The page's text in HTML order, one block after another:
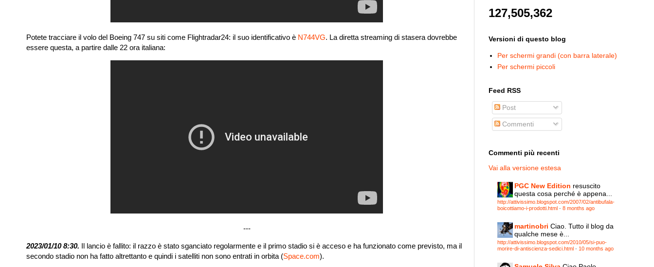
Potete tracciare il volo del Boeing 747 su siti come Flightradar24: il suo identificativo è N744VG. La diretta streaming di stasera dovrebbe
essere questa, a partire dalle 22 ora italiana:
---
2023/01/10 8:30.
Il lancio è fallito: il razzo è stato sganciato regolarmente e il primo stadio si è acceso e ha funzionato come previsto, ma il
secondo stadio non ha fatto altrettanto e quindi i satelliti non sono entrati in orbita (Space.com).
127,505,362
Versioni di questo blog
Per schermi grandi (con barra laterale)
Per schermi piccoli
Feed RSS
Post
Commenti
Commenti più recenti
Vai alla versione estesa
PGC New Edition resuscito
questa cosa perché è appena...
http://attivissimo.blogspot.com/2007/02/antibufala-
boicottiamo-i-prodotti.html· 8 months ago
martinobri Ciao. Tutto il blog da
qualche mese è...
http://attivissimo.blogspot.com/2010/05/si-puo-
morire-di-antiscienza-sedici.html· 10 months ago